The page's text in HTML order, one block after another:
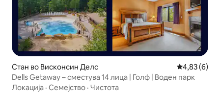
Стан во Висконсин Делс Просечна
4,83 (6)
Dells Getaway – сместува 14 лица | Голф | Воден парк
Локација · Семејство · Чистота